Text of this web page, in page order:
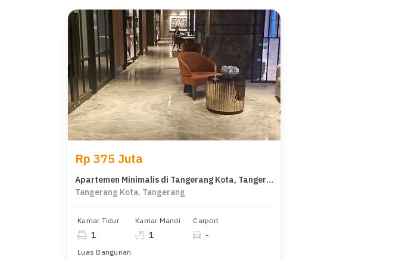
Rp 375 Juta
Apartemen Minimalis di Tangerang Kota, Tangerang, Harga Mulai 375 Juta
Tangerang Kota, Tangerang
Kamar Tidur
1
Kamar Mandi
1
Carport
-
Luas Bangunan